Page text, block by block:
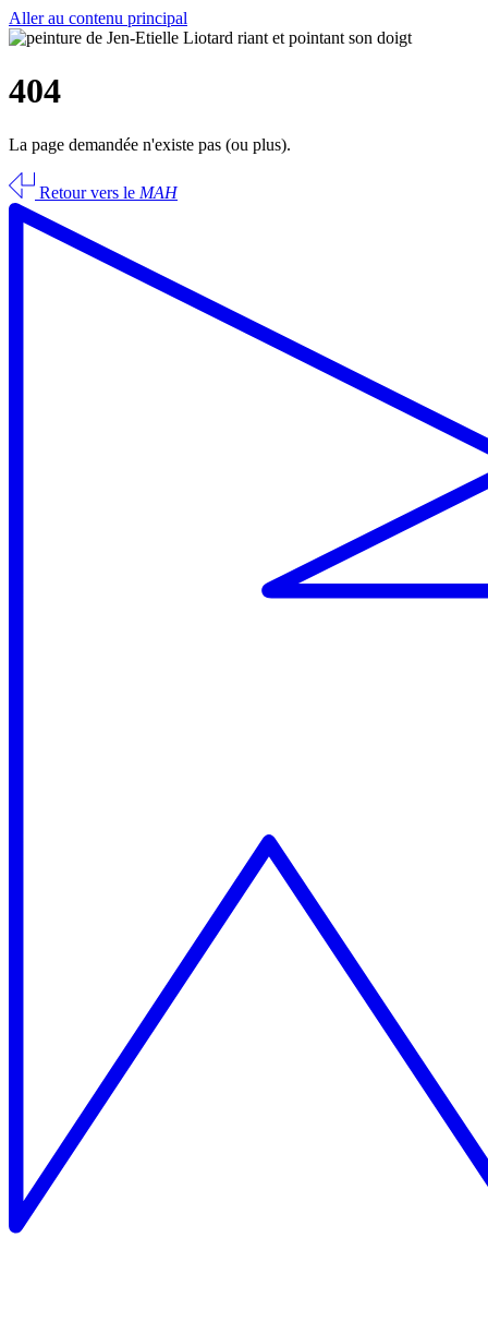
Aller au contenu principal
404
La page demandée n'existe pas (ou plus).
Retour vers le MAH